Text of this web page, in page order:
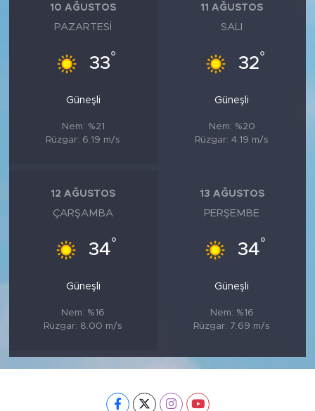
10 AĞUSTOS
PAZARTESI
33°
Güneşli
Nem: %21
Rüzgar: 6.19 m/s
11 AĞUSTOS
SALI
32°
Güneşli
Nem: %20
Rüzgar: 4.19 m/s
12 AĞUSTOS
ÇARŞAMBA
34°
Güneşli
Nem: %16
Rüzgar: 8.00 m/s
13 AĞUSTOS
PERŞEMBE
34°
Güneşli
Nem: %16
Rüzgar: 7.69 m/s